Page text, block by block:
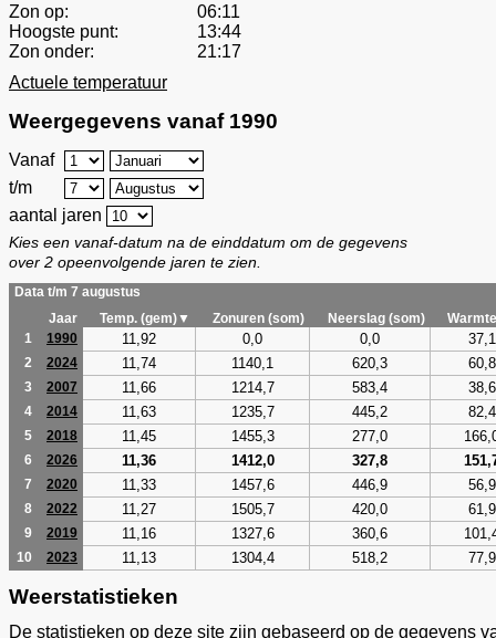
Zon op:
06:11
Hoogste punt:
13:44
Zon onder:
21:17
Actuele temperatuur
Weergegevens vanaf 1990
Vanaf
t/m
aantal jaren
Kies een vanaf-datum na de einddatum om de gegevens
over 2 opeenvolgende jaren te zien.
Data t/m 7 augustus
Jaar
Temp. (gem)▼ Zonuren (som) Neerslag (som)
1
1990 11,92 0,0 0,0 37,1
2 2024 11,74 1140,1 620,3 60,8
3 2007 11,66 1214,7 583,4 38,6
4 2014 11,63 1235,7 445,2 82,4
5 2018 11,45 1455,3 277,0
6 2026 11,36 1412,0 327,8
7 2020 11,33 1457,6 446,9 56,9
8 2022 11,27 1505,7 420,0 61,9
9 2019 11,16 1327,6 360,6
10 2023 11,13 1304,4 518,2 77,9
Weerstatistieken
De statistieken op deze site zijn gebaseerd op de gegevens